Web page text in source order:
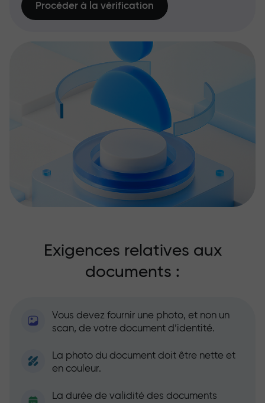
Procéder à la vérification
Exigences relatives aux
documents :
Vous devez fournir une photo, et non un
scan, de votre document d’identité.
La photo du document doit être nette et
en couleur.
La durée de validité des documents